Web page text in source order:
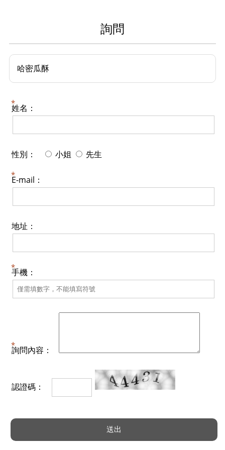
詢問
哈密瓜酥
姓名：
性別： 小姐 先生
E-mail：
地址：
手機：
詢問內容：
認證碼：